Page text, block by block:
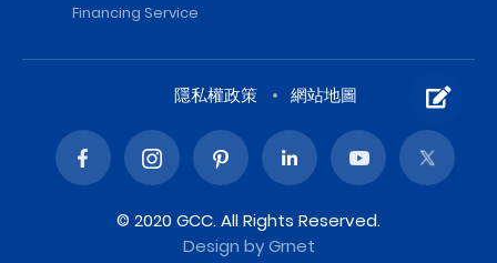
Financing Service
隱私權政策 網站地圖
© 2020 GCC. All Rights Reserved.
Design by Grnet